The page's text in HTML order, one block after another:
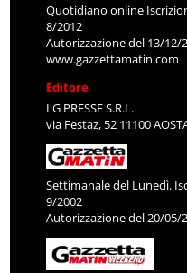
Quotidiano online
8/2012
Autorizzazione del 13/12/
www.gazzettamatin.com
Editore
LG PRESSE S.R.L.
via Festaz, 52 11100
Settimanale del Lunedì.
9/2002
Autorizzazione del 20/05/